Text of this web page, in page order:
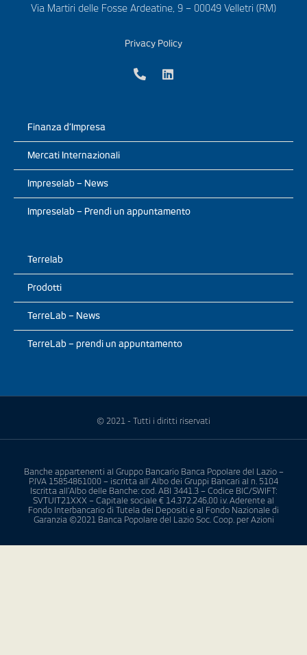
Via Martiri delle Fosse Ardeatine, 9 – 00049 Velletri (RM)
Privacy Policy
Finanza d’Impresa
Mercati Internazionali
Impreselab – News
Impreselab – Prendi un appuntamento
Terrelab
Prodotti
TerreLab – News
TerreLab – prendi un appuntamento
© 2021 - Tutti i diritti riservati
Banche appartenenti al Gruppo Bancario Banca Popolare del Lazio –
P.IVA 15854861000 – iscritta all’ Albo dei Gruppi Bancari al n. 5104
Iscritta all’Albo delle Banche: cod. ABI 3441.3 – Codice BIC/SWIFT:
SVTUIT21XXX – Capitale sociale € 14.372.246,00 i.v. Aderente al
Fondo Interbancario di Tutela dei Depositi e al Fondo Nazionale di
Garanzia ©2021 Banca Popolare del Lazio Soc. Coop. per Azioni